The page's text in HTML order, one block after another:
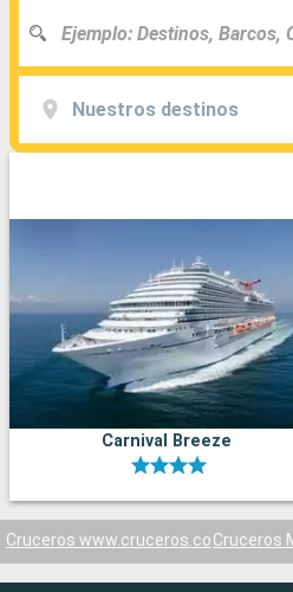
Nuestros destinos
Carnival Breeze
Cruceros www.cruceros.coCruceros